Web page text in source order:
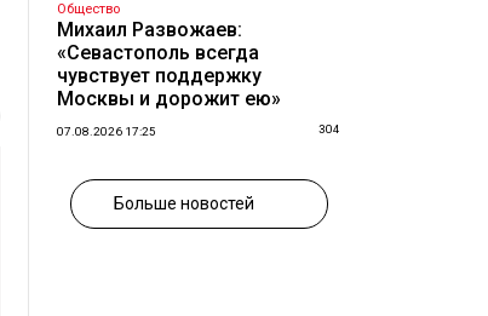
Общество
Михаил Развожаев:
«Севастополь всегда
чувствует поддержку
Москвы и дорожит ею»
07.08.2026 17:25 304
Больше новостей